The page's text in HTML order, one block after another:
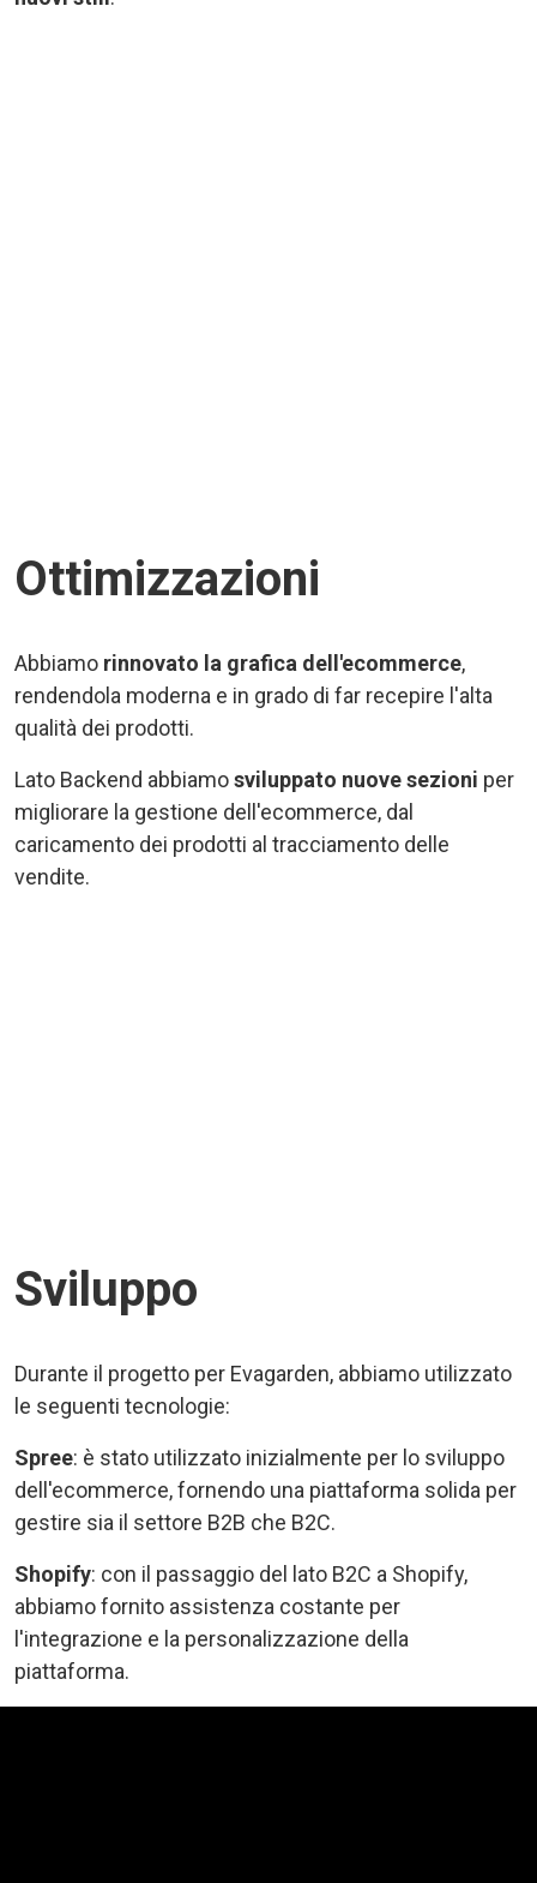
Ottimizzazioni
Abbiamo rinnovato la grafica dell'ecommerce,
rendendola moderna e in grado di far recepire l'alta
qualità dei prodotti.
Lato Backend abbiamosviluppato nuove sezioni per
migliorare la gestione dell'ecommerce, dal
caricamento dei prodotti al tracciamento delle
vendite.
Sviluppo
Durante il progetto per Evagarden, abbiamo utilizzato
le seguenti tecnologie:
Spree: è stato utilizzato inizialmente per lo sviluppo
dell'ecommerce, fornendo una piattaforma solida per
gestire sia il settore B2B che B2C.
Shopify: con il passaggio del lato B2C a Shopify,
abbiamo fornito assistenza costante per
l'integrazione e la personalizzazione della
piattaforma.